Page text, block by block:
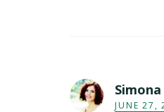
Simona
JUNE 27,